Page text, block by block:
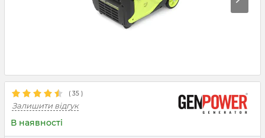
( 35 )
Залишити відгук
В наявності